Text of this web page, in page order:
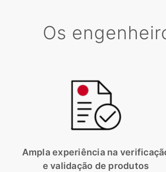
Os
Ampla experiência na
e validação de produtos